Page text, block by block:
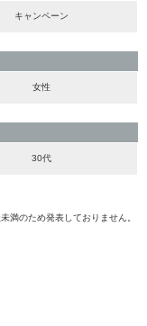
キャンペーン
女性
30代
満のため発表しておりません。